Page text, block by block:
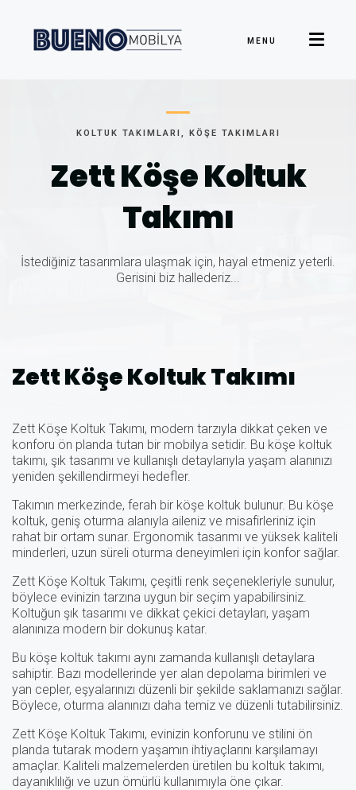
MENU
KOLTUK TAKIMLARI, KÖŞE TAKIMLARI
Zett KöşeKoltuk
Takımı
İstediğiniz tasarımlara ulaşmak için, hayal etmeniz yeterli.
Gerisini biz hallederiz...
Zett Köşe Koltuk Takımı
Zett Köşe Koltuk Takımı, modern tarzıyla dikkat çeken ve
konforu ön planda tutan bir mobilya setidir. Bu köşe koltuk
takımı, şık tasarımı ve kullanışlı detaylarıyla yaşam alanınızı
yeniden şekillendirmeyi hedefler.
Takımın merkezinde, ferah bir köşe koltuk bulunur. Bu köşe
koltuk, geniş oturma alanıyla aileniz ve misafirleriniz için
rahat bir ortam sunar. Ergonomik tasarımı ve yüksek kaliteli
minderleri, uzun süreli oturma deneyimleri için konfor sağlar.
Zett Köşe Koltuk Takımı, çeşitli renk seçenekleriyle sunulur,
böylece evinizin tarzına uygun bir seçim yapabilirsiniz.
Koltuğun şık tasarımı ve dikkat çekici detayları, yaşam
alanınıza modern bir dokunuş katar.
Bu köşe koltuk takımı aynı zamanda kullanışlı detaylara
sahiptir. Bazı modellerinde yer alan depolama birimleri ve
yan cepler, eşyalarınızı düzenli bir şekilde saklamanızı sağlar.
Böylece, oturma alanınızı daha temiz ve düzenli tutabilirsiniz.
Zett Köşe Koltuk Takımı, evinizin konforunu ve stilini ön
planda tutarak modern yaşamın ihtiyaçlarını karşılamayı
amaçlar. Kaliteli malzemelerden üretilen bu koltuk takımı,
dayanıklılığı ve uzun ömürlü kullanımıyla öne çıkar.